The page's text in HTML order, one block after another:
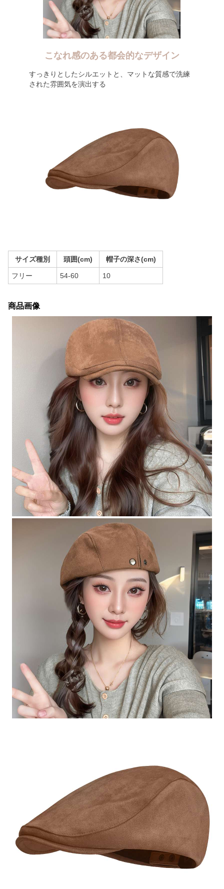
こなれ感のある都会的なデザイン
すっきりとしたシルエットと、マットな質感で洗練
された雰囲気を演出する
サイズ種別 頭囲(cm) 帽子の深さ(cm)
フリー 54-60 10
商品画像